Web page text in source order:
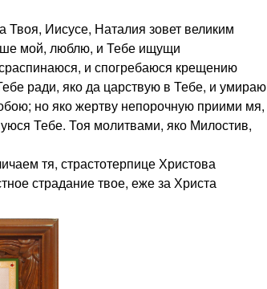
Иисусе, Наталия зовет великим
мой, люблю, и Тебе ищущи
и спогребаюся крещению
ради, яко да царствую в Тебе, и умираю
но яко жертву непорочную приими мя,
Тебе. Тоя молитвами, яко Милостив,
тя, страстотерпице Христова
страдание твое, еже за Христа